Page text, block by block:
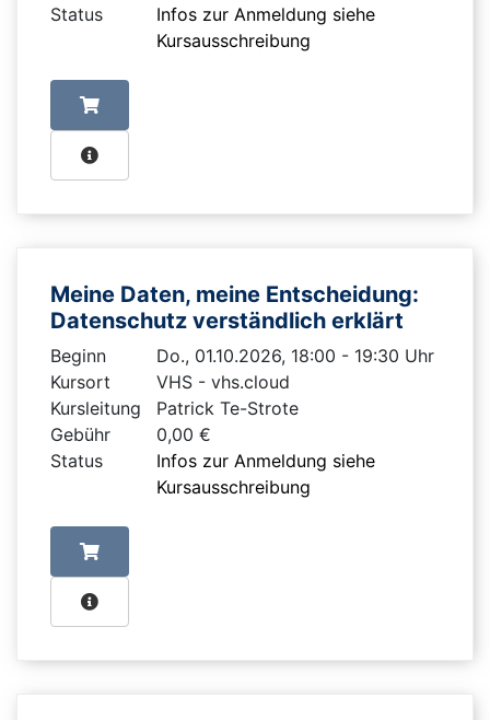
Status
Infos zur Anmeldung siehe
Kursausschreibung
Meine Daten, meine Entscheidung:
Datenschutz verständlich erklärt
Beginn
Do., 01.10.2026, 18:00 - 19:30 Uhr
Kursort
VHS - vhs.cloud
Kursleitung
Patrick Te-Strote
Gebühr
0,00 €
Status
Infos zur Anmeldung siehe
Kursausschreibung